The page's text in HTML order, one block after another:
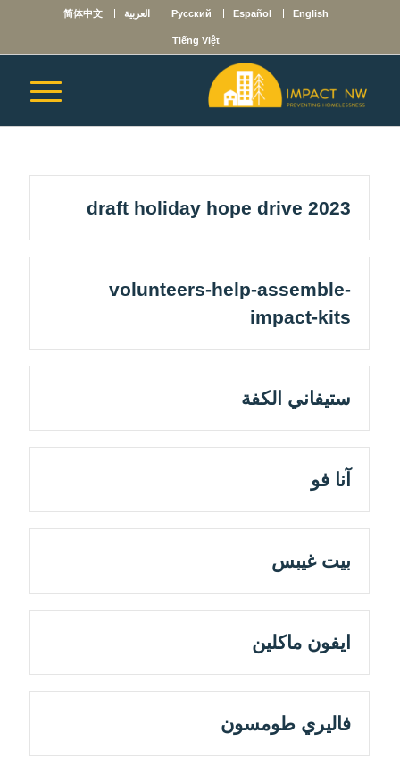
English
Español
Русский العربية 简体中文
Tiếng Việt
draft holiday hope drive 2023
volunteers-help-assemble-
impact-kits
ستيفاني الكفة
آنا فو
بيت غيبس
ايفون ماكلين
فاليري طومسون